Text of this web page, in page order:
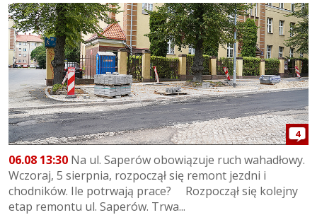
4
06.08 13:30 Na ul. Saperów obowiązuje ruch wahadłowy.
Wczoraj, 5 sierpnia, rozpoczął się remont jezdni i
chodników. Ile potrwają prace? Rozpoczął się kolejny
etap remontu ul. Saperów. Trwa...